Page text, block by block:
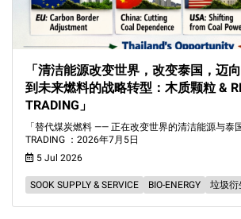
「清洁能源改变世界，改变泰国，迈
到未来燃料的战略转型：木质颗粒 &
TRADING」
「替代煤炭燃料 —— 正在改变世界的清洁能源与泰
TRADING ：2026年7月5日
5 Jul 2026
SOOK SUPPLY & SERVICE BIO-ENERGY 垃圾衍